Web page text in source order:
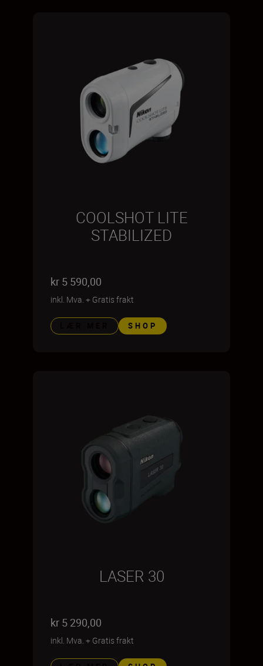
COOLSHOT LITE
STABILIZED
kr 5 590,00
inkl. Mva. + Gratis frakt
SHOP
LASER 30
kr 5 290,00
inkl. Mva. + Gratis frakt